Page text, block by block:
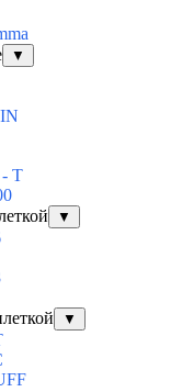
▼
T
▼
▼